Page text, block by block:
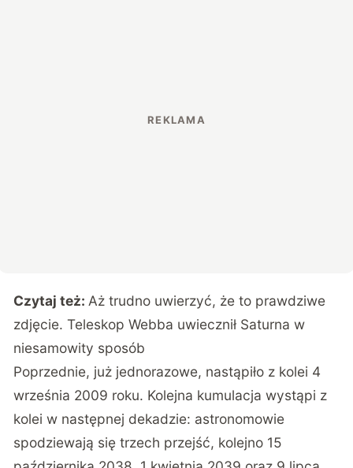
Czytaj też: Aż trudno uwierzyć, że to prawdziwe
zdjęcie. Teleskop Webba uwiecznił Saturna w
niesamowity sposób
Poprzednie, już jednorazowe, nastąpiło z kolei 4
września 2009 roku. Kolejna kumulacja wystąpi z
kolei w następnej dekadzie: astronomowie
spodziewają się trzech przejść, kolejno 15